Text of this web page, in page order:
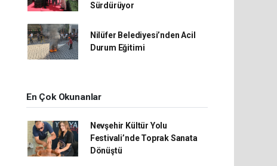
Sürdürüyor
Nilüfer Belediyesi’nden Acil
Durum Eğitimi
En Çok Okunanlar
Nevşehir Kültür Yolu
Festivali’nde Toprak Sanata
Dönüştü